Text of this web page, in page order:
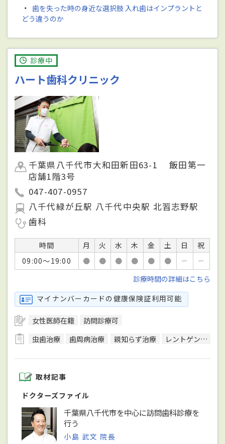
・ 歯を失った時の身近な選択肢 入れ歯はインプラントと
どう違うのか
診療中
ハート歯科クリニック
千葉県八千代市大和田新田63-1 飯田第一
店舗1階3号
047-407-0957
八千代緑が丘駅 八千代中央駅 北習志野駅
歯科
時間 月 火 水 木 金 土 日
祝
09:00～19:00
● ● ● ● ● ● －
－
診療時間の詳細はこちら
マイナンバーカードの健康保険証利用可能
女性医師在籍
訪問診療可
虫歯治療
歯周病治療 親知らず治療 レントゲン検査
取材記事
ドクターズファイル
千葉県八千代市を中心に訪問歯科診療を
行う
小島 武文 院長